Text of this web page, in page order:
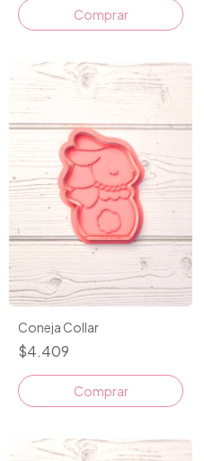
Comprar
Coneja Collar
$4.409
Comprar